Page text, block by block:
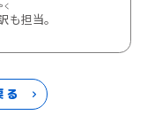
く
も担当。
る